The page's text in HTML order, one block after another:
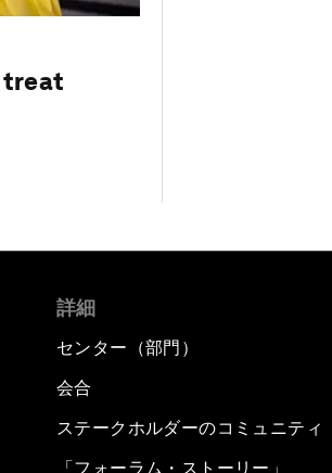
treat
詳細
センター（部門）
会合
ステークホルダーのコミュニティ
「フォーラム・ストーリー」